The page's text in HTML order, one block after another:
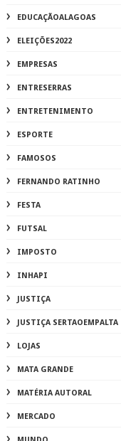
EDUCAÇÃOALAGOAS
ELEIÇÕES2022
EMPRESAS
ENTRESERRAS
ENTRETENIMENTO
ESPORTE
FAMOSOS
FERNANDO RATINHO
FESTA
FUTSAL
IMPOSTO
INHAPI
JUSTIÇA
JUSTIÇA SERTAOEMPALTA
LOJAS
MATA GRANDE
MATÉRIA AUTORAL
MERCADO